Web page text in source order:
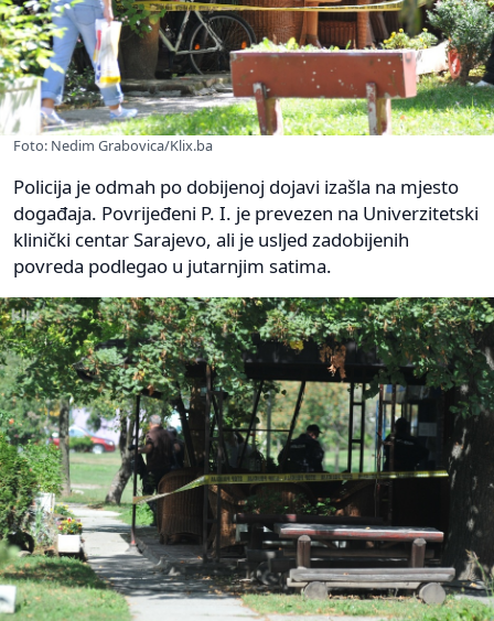
Foto: Nedim Grabovica/Klix.ba
Policija je odmah po dobijenoj dojavi izašla na mjesto
događaja. Povrijeđeni P. I. je prevezen na Univerzitetski
klinički centar Sarajevo, ali je usljed zadobijenih
povreda podlegao u jutarnjim satima.